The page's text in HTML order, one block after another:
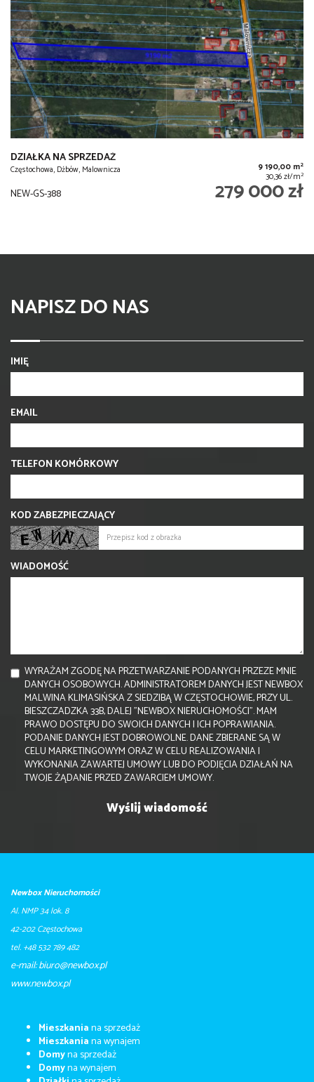
DZIAŁKA NA SPRZEDAŻ
Częstochowa, Dźbów, Malownicza 9 190,00 m2
30,36 zł/m2
NEW-GS-388 279 000 zł
NAPISZ DO NAS
IMIĘ
EMAIL
TELEFON KOMÓRKOWY
KOD ZABEZPIECZAJĄCY
WIADOMOŚĆ
WYRAŻAM ZGODĘ NA PRZETWARZANIE PODANYCH PRZEZE MNIE
DANYCH OSOBOWYCH. ADMINISTRATOREM DANYCH JEST NEWBOX
MALWINA KLIMASIŃSKA Z SIEDZIBĄ W CZĘSTOCHOWIE, PRZY UL.
BIESZCZADZKA 33B, DALEJ "NEWBOX NIERUCHOMOŚCI". MAM
PRAWO DOSTĘPU DO SWOICH DANYCH I ICH POPRAWIANIA.
PODANIE DANYCH JEST DOBROWOLNE. DANE ZBIERANE SĄ W
CELU MARKETINGOWYM ORAZ W CELU REALIZOWANIA I
WYKONANIA ZAWARTEJ UMOWY LUB DO PODJĘCIA DZIAŁAŃ NA
TWOJE ŻĄDANIE PRZED ZAWARCIEM UMOWY.
Newbox Nieruchomości
Al. NMP 34 lok. 8
42-202 Częstochowa
tel. +48 532 789 482
e-mail: biuro@newbox.pl
​​​​​www.newbox.pl
Mieszkaniana sprzedaż
Mieszkaniana wynajem
Domyna sprzedaż
Domyna wynajem